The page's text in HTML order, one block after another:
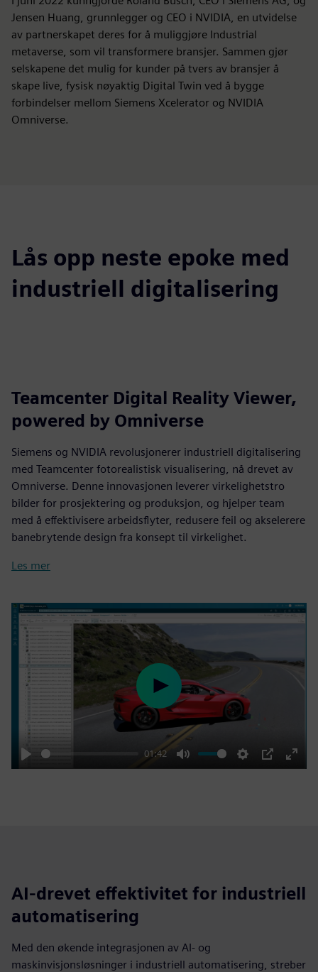
Jensen Huang, grunnlegger og CEO i NVIDIA, en utvidelse
av partnerskapet deres for å muliggjøre Industrial
metaverse, som vil transformere bransjer. Sammen gjør
selskapene det mulig for kunder på tvers av bransjer å
skape live, fysisk nøyaktig Digital Twin ved å bygge
forbindelser mellom Siemens Xcelerator og NVIDIA
Omniverse.
Lås opp neste epoke med
industriell digitalisering
Teamcenter Digital Reality Viewer,
powered by Omniverse
Siemens og NVIDIA revolusjonerer industriell digitalisering
med Teamcenter fotorealistisk visualisering, nå drevet av
Omniverse. Denne innovasjonen leverer virkelighetstro
bilder for prosjektering og produksjon, og hjelper team
med å effektivisere arbeidsflyter, redusere feil og akselerere
banebrytende design fra konsept til virkelighet.
Les mer
Play
01:42
Mute Settings
PIP
Enter
Play
AI-drevet effektivitet for industriell
automatisering
Med den økende integrasjonen av AI- og
maskinvisjonsløsninger i industriell automatisering, streber